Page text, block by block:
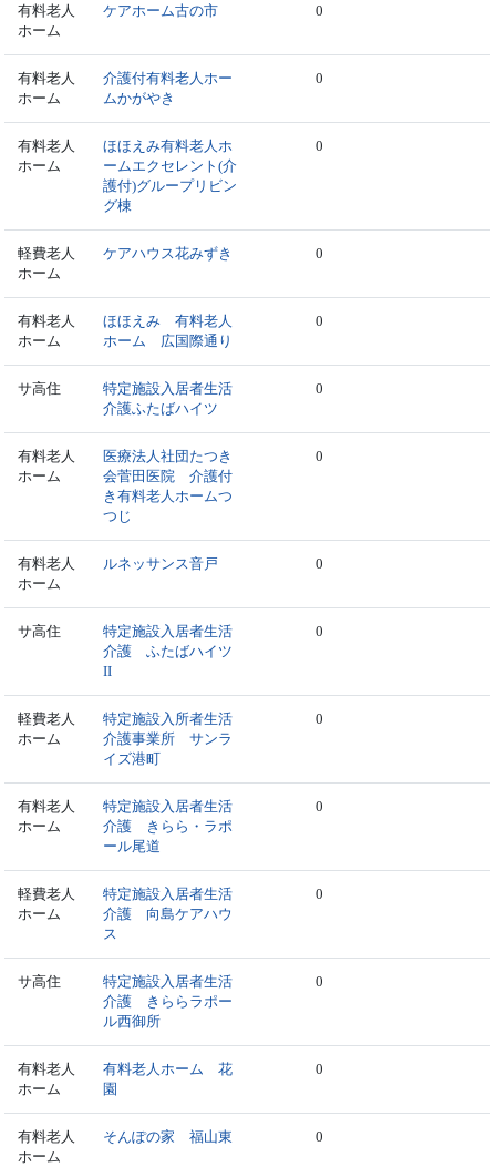
有料老人
ホーム
ケアホーム古の市 0
有料老人
ホーム
介護付有料老人ホー
ムかがやき
0
有料老人
ホーム
ほほえみ有料老人ホ
ームエクセレント(介
護付)グループリビン
グ棟
0
軽費老人
ホーム
ケアハウス花みずき 0
有料老人
ホーム
ほほえみ 有料老人
ホーム 広国際通り
0
サ高住
特定施設入居者生活
介護ふたばハイツ
0
有料老人
ホーム
医療法人社団たつき
会菅田医院 介護付
き有料老人ホームつ
つじ
0
有料老人
ホーム
ルネッサンス音戸 0
サ高住
特定施設入居者生活
介護 ふたばハイツ
II
0
軽費老人
ホーム
特定施設入所者生活
介護事業所 サンラ
イズ港町
0
有料老人
ホーム
特定施設入居者生活
介護 きらら・ラポ
ール尾道
0
軽費老人
ホーム
特定施設入居者生活
介護 向島ケアハウ
ス
0
サ高住
特定施設入居者生活
介護 きららラポー
ル西御所
0
有料老人
ホーム
有料老人ホーム 花
園
0
有料老人
ホーム
そんぽの家 福山東 0